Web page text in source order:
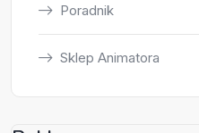
Poradnik
Sklep Animatora